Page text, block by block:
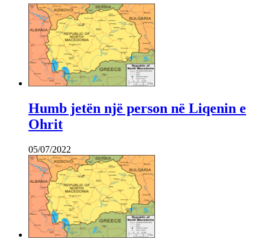
Humb jetën një person në Liqenin e
Ohrit
05/07/2022